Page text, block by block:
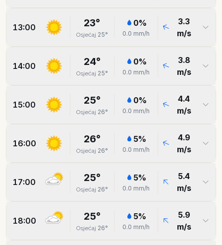
13:00 23°
Osjećaj 25°
0%
0.0 mm/h
3.3
m/s
14:00 24°
Osjećaj 25°
0%
0.0 mm/h
3.8
m/s
15:00 25°
Osjećaj 26°
0%
0.0 mm/h
4.4
m/s
16:00 26°
Osjećaj 26°
5%
0.0 mm/h
4.9
m/s
17:00 25°
Osjećaj 26°
5%
0.0 mm/h
5.4
m/s
18:00 25°
Osjećaj 26°
5%
0.0 mm/h
5.9
m/s